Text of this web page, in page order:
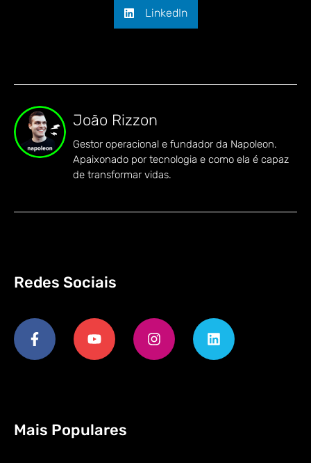
LinkedIn
João Rizzon
Gestor operacional e fundador da Napoleon.
Apaixonado por tecnologia e como ela é capaz
de transformar vidas.
Redes Sociais
Mais Populares